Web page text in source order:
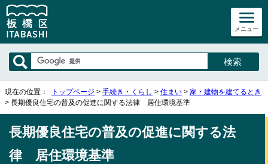
メニュー
現在の位置： トップページ > 手続き・くらし > 住まい > 家・建物を建てるとき
> 長期優良住宅の普及の促進に関する法律 居住環境基準
長期優良住宅の普及の促進に関する法
律 居住環境基準